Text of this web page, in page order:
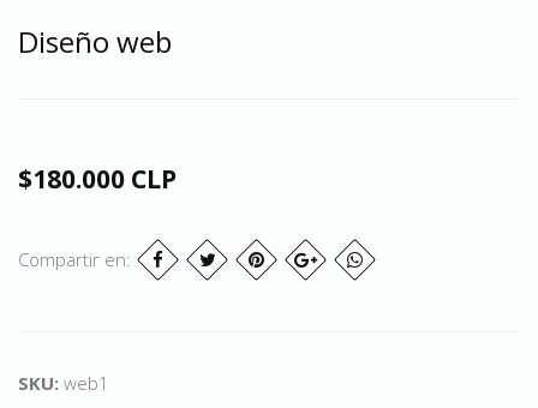
Diseño web
$180.000 CLP
Compartir en:
SKU: web1